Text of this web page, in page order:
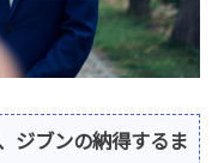
ジブンの納得するま